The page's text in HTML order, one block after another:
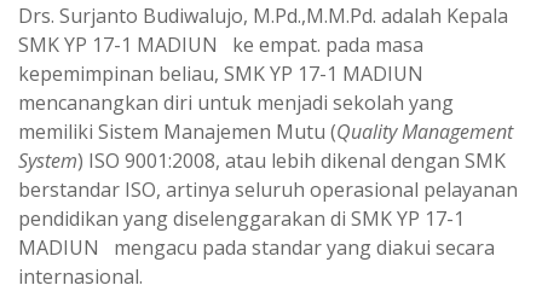
Drs. Surjanto Budiwalujo, M.Pd.,M.M.Pd. adalah Kepala
SMK YP 17-1 MADIUN ke empat. pada masa
kepemimpinan beliau, SMK YP 17-1 MADIUN
mencanangkan diri untuk menjadi sekolah yang
memiliki Sistem Manajemen Mutu (Quality Management
System) ISO 9001:2008, atau lebih dikenal dengan SMK
berstandar ISO, artinya seluruh operasional pelayanan
pendidikan yang diselenggarakan di SMK YP 17-1
MADIUN mengacu pada standar yang diakui secara
internasional.